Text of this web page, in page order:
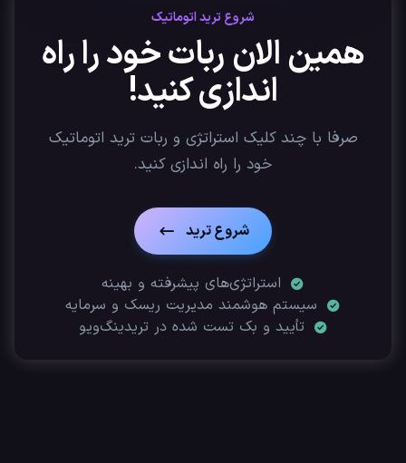
شروع ترید اتوماتیک
همین الان ربات خود را راه
اندازی کنید!
صرفا با چند کلیک استراتژی‌ و ربات ترید اتوماتیک
خود را راه اندازی کنید.
شروع ترید
استراتژی‌های پیشرفته و بهینه
سیستم هوشمند مدیریت ریسک و سرمایه
تأیید‌ و بک تست شده در تریدینگ‌ویو